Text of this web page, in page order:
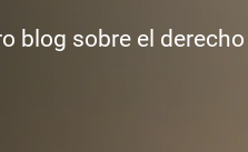
blog sobre el